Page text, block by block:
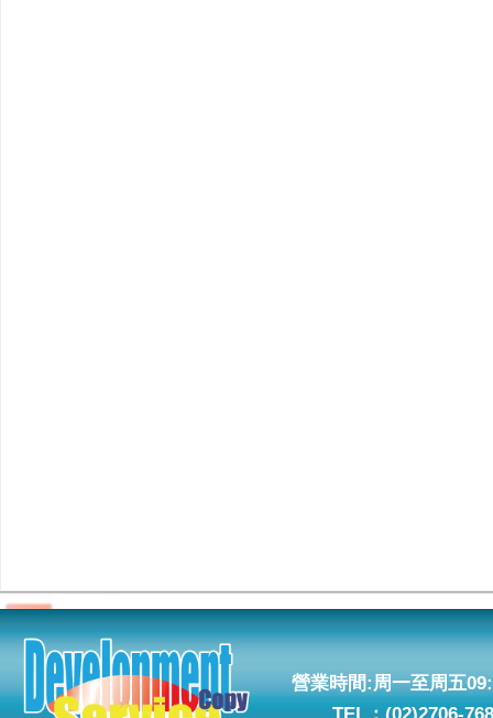
營業時間:周一至周五